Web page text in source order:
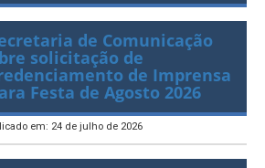
de Comunicação
solicitação de
de Imprensa
Festa de Agosto 2026